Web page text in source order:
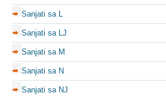
Sanjati sa L
Sanjati sa LJ
Sanjati sa M
Sanjati sa N
Sanjati sa NJ